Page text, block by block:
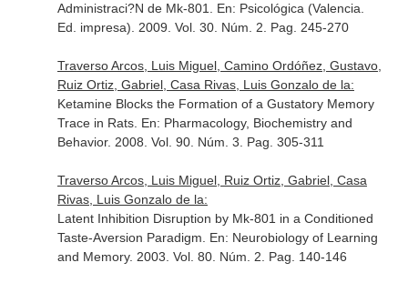
Administraci?N de Mk-801. En: Psicológica (Valencia.
Ed. impresa) . 2009. Vol. 30. Núm. 2. Pag. 245-270
Traverso Arcos, Luis Miguel, Camino Ordóñez, Gustavo,
Ruiz Ortiz, Gabriel, Casa Rivas, Luis Gonzalo de la:
Ketamine Blocks the Formation of a Gustatory Memory
Trace in Rats. En: Pharmacology, Biochemistry and
Behavior. 2008. Vol. 90. Núm. 3. Pag. 305-311
Traverso Arcos, Luis Miguel, Ruiz Ortiz, Gabriel, Casa
Rivas, Luis Gonzalo de la:
Latent Inhibition Disruption by Mk-801 in a Conditioned
Taste-Aversion Paradigm. En: Neurobiology of Learning
and Memory. 2003. Vol. 80. Núm. 2. Pag. 140-146